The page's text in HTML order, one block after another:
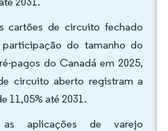
cartões de circuito fechado
do tamanho do
pagos do Canadá em 2025,
circuito aberto registram a
11,05% até 2031.
aplicações de varejo